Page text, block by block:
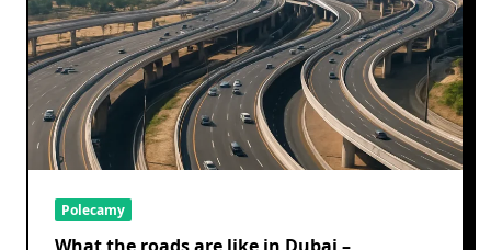
Polecamy